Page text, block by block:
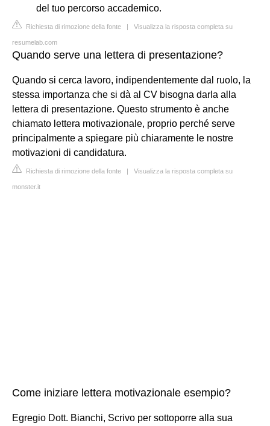
del tuo percorso accademico.
Richiesta di rimozione della fonte | Visualizza la risposta completa su
resumelab.com
Quando serve una lettera di presentazione?
Quando si cerca lavoro, indipendentemente dal ruolo, la
stessa importanza che si dà al CV bisogna darla alla
lettera di presentazione. Questo strumento è anche
chiamato lettera motivazionale, proprio perché serve
principalmente a spiegare più chiaramente le nostre
motivazioni di candidatura.
Richiesta di rimozione della fonte | Visualizza la risposta completa su
monster.it
Come iniziare lettera motivazionale esempio?
Egregio Dott. Bianchi, Scrivo per sottoporre alla sua